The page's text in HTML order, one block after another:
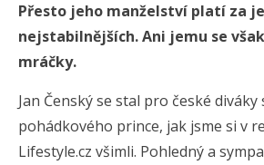
Přesto jeho manželství platí za
nejstabilnějších. Ani jemu se
mráčky.
Jan Čenský se stal pro české diváky
pohádkového prince, jak jsme si v
Lifestyle.cz všimli. Pohledný a